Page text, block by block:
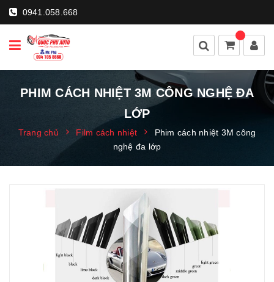
0941.058.668
PHIM CÁCH NHIỆT 3M CÔNG NGHỆ ĐA
LỚP
Trang chủ Film cách nhiệt
Phim cách nhiệt 3M công
nghệ đa lớp